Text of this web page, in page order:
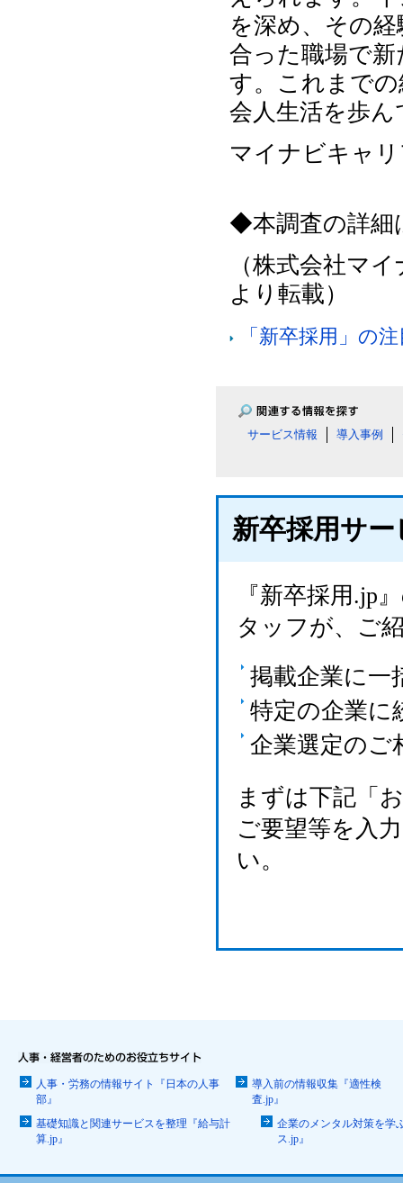
を深め、その
合った職場で
す。これまで
会人生活を歩
マイナビキャ
◆本調査の詳細
（株式会社マ
より転載）
「新卒採用」の
サービス情報 導入事例
新卒採用サ
『新卒採用.jp
タッフが、ご
掲載企業に一
特定の企業に
企業選定のご
まずは下記「
ご要望等を入
い。
人事・労務の情報サイト『日本の人事
部』
導入前の情報収集『適性検
査.jp』
基礎知識と関連サービスを整理『給与計
算.jp』
企業のメンタル対策を学
ス.jp』